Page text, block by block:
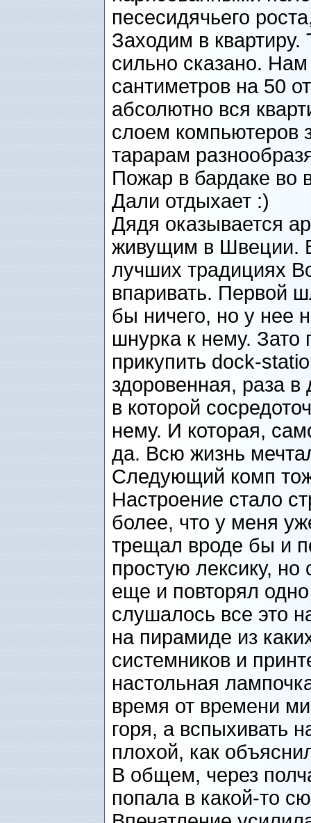
песесидячьего
Заходим в
сильно сказано.
сантиметров на 50
абсолютно вся
слоем компьютеров
тарарам
Пожар в бардаке во
Дали отдыхает :)
Дядя оказывается
живущим в Швеции.
лучших традициях
впаривать. Первой
бы ничего, но у нее
шнурка к нему. Зато
прикупить dock-
здоровенная, раза
в которой
нему. И которая,
да. Всю жизнь
Следующий комп
Настроение стало
более, что у меня
трещал вроде бы и
простую лексику,
еще и повторял
слушалось все это
на пирамиде из
системников и
настольная
время от времени
горя, а вспыхивать
плохой, как
В общем, через
попала в какой-то